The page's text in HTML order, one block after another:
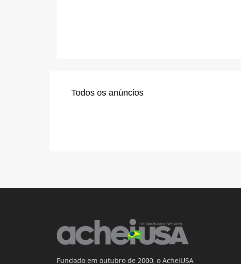
Todos os anúncios
Fundado em outubro de 2000, o AcheiUSA